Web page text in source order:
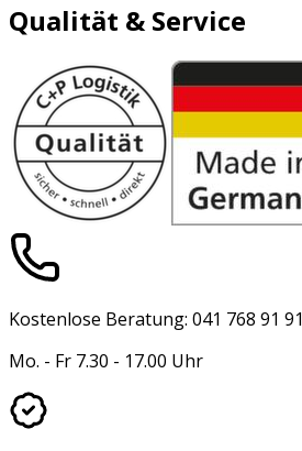
Qualität & Service
Kostenlose Beratung: 041 768 91 91
Mo. - Fr 7.30 - 17.00 Uhr